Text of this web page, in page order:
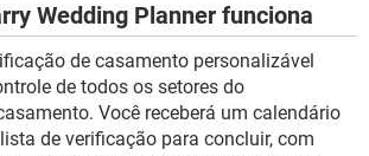
Wedding Planner funciona
de casamento personalizável
de todos os setores do
Você receberá um calendário
de verificação para concluir, com